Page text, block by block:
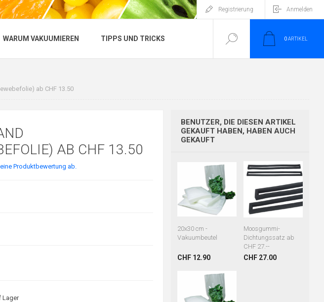
Registrierung Anmelden
WARUM VAKUUMIEREN TIPPS UND TRICKS 0ARTIKEL
ab CHF 13.50
AB CHF 13.50
Produktbewertung ab.
Lager
BENUTZER, DIE DIESEN ARTIKEL
GEKAUFT HABEN, HABEN AUCH
GEKAUFT
20x30 cm -
Vakuumbeutel
CHF 12.90
Moosgummi-
Dichtungssatz ab
CHF 27.--
CHF 27.00